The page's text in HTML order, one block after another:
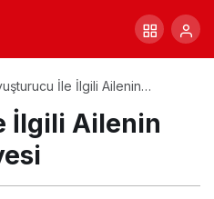
İle İlgili Ailenin
İlgili Ailenin
Stearman Uçuşa